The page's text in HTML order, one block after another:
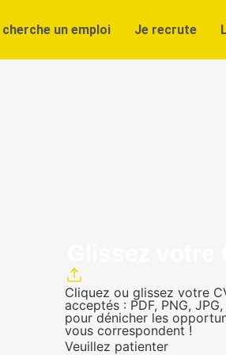
un emploi Je recrute
Cliquez ou glissez votre
acceptés : PDF, PNG, JPG,
pour dénicher les
vous correspondent !
Veuillez patienter